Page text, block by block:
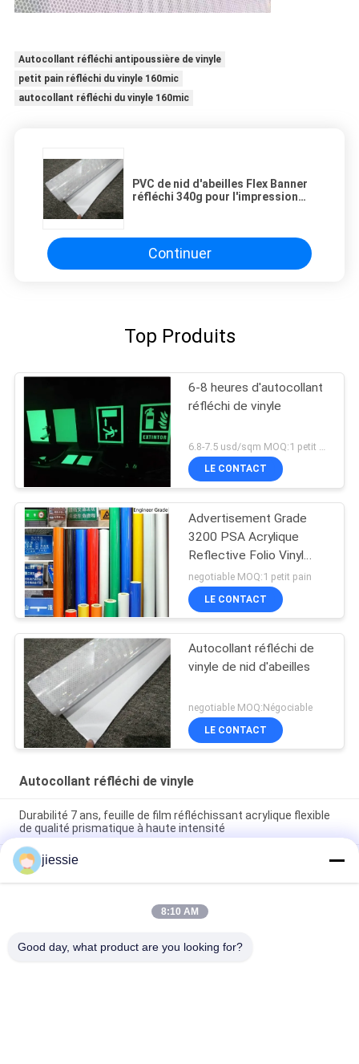
Autocollant réfléchi antipoussière de vinyle
petit pain réfléchi du vinyle 160mic
autocollant réfléchi du vinyle 160mic
PVC de nid d'abeilles Flex Banner
réfléchi 340g pour l'impression
Continuer
Top Produits
6-8 heures d'autocollant
réfléchi de vinyle
LE CONTACT
Advertisement Grade
3200 PSA Acrylique
Reflective Folio Vinyl
Autocollant
negotiable MOQ:1 petit pain
LE CONTACT
Autocollant réfléchi de
vinyle de nid d'abeilles
negotiable MOQ:Négociable
LE CONTACT
Autocollant réfléchi de vinyle
Durabilité 7 ans, feuille de film réfléchissant acrylique flexible
de qualité prismatique à haute intensité
Recouvrement réfléchi élevé de film de catégorie prismatique
réfléchie et flexible d'intensité
Autocollant auto-lumineux pour les panneaux IMO. Vinyle
photo luminescent qui brille dans le noir pour identifier les
jiessie
8:10 AM
Good day, what product are you looking for?